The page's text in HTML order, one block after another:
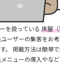
を扱っている 床屋
ユーザーの集客をお
。 掲載方法は簡単
ニューの導入やな